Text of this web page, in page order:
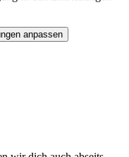
anpassen